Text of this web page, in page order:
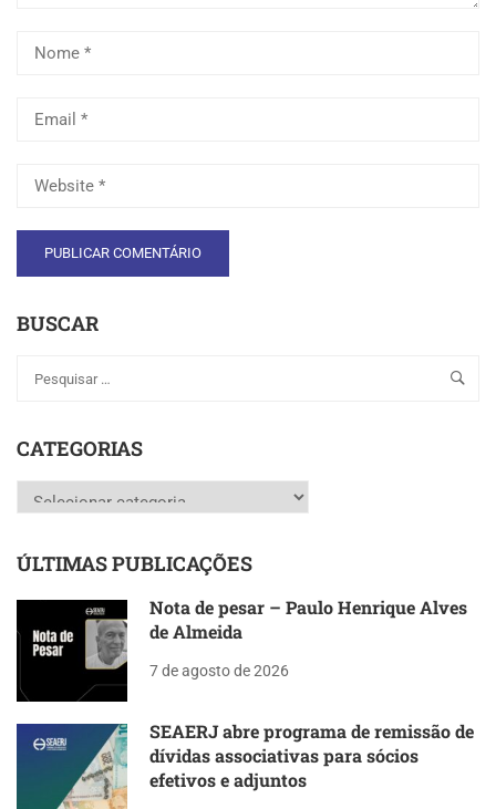
BUSCAR
CATEGORIAS
Categorias
ÚLTIMAS PUBLICAÇÕES
Nota de pesar – Paulo Henrique Alves
de Almeida
7 de agosto de 2026
SEAERJ abre programa de remissão de
dívidas associativas para sócios
efetivos e adjuntos